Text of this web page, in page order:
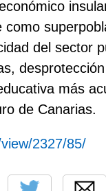
del sector
más
de Canarias.
2327/85/